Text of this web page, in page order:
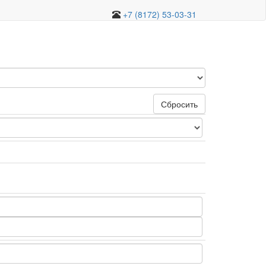
+7 (8172) 53-03-31
Сбросить